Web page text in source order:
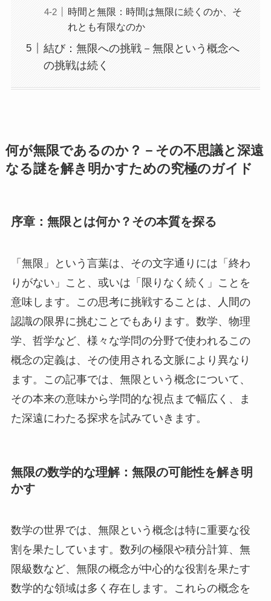
時間と無限：時間は無限に続くのか、そ
れとも有限なのか
結び：無限への挑戦－無限という概念へ
の挑戦は続く
何が無限であるのか？－その不思議と深遠
なる謎を解き明かすための究極のガイド
序章：無限とは何か？その本質を探る
「無限」という言葉は、その文字通りには「終わ
りがない」こと、或いは「限りなく続く」ことを
意味します。この思考に挑戦することは、人間の
認識の限界に挑むことでもあります。数学、物理
学、哲学など、様々な学問の分野で使われるこの
概念の定義は、その使用される文脈により異なり
ます。この記事では、無限という概念について、
その本来の意味から学問的な視点まで幅広く、ま
た深遠にわたる探求を試みていきます。
無限の数学的な理解：無限の可能性を解き明
かす
数学の世界では、無限という概念は特に重要な役
割を果たしています。数列の極限や積分計算、無
限級数など、無限の概念が中心的な役割を果たす
数学的な領域は多く存在します。これらの概念を